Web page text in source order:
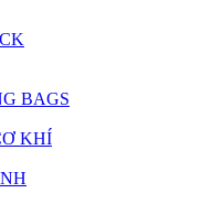
BAGS
KHÍ